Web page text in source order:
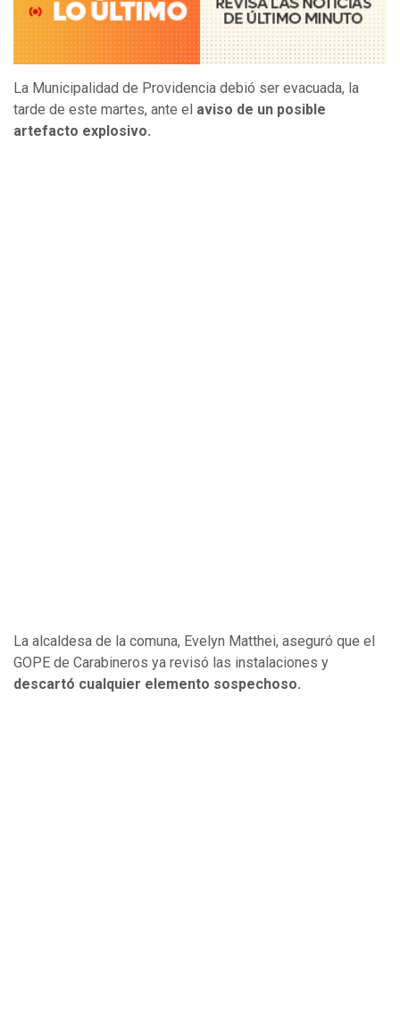
La Municipalidad de Providencia debió ser evacuada, la
tarde de este martes, ante el aviso de un posible
artefacto explosivo.
La alcaldesa de la comuna, Evelyn Matthei, aseguró que el
GOPE de Carabineros ya revisó las instalaciones y
descartó cualquier elemento sospechoso.